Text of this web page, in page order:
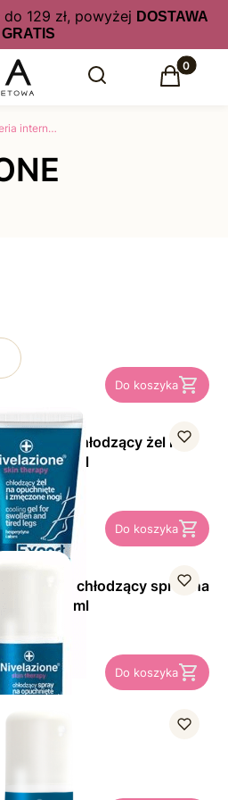
129 zł, powyżej DOSTAWA
GRATIS
Otwórz wyszukiwarkę
Szukaj Produkty
Koszyk
w atrakcyjnych cenach
Do koszyka
Expert, chłodzący żel na
nogi, 150 ml
Do koszyka
Expert, chłodzący spray na
nogi, 150 ml
Do koszyka
Aktywny dezodorant do